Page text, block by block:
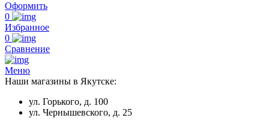
Оформить
0
Избранное
0
Сравнение
Меню
Наши магазины в Якутске:
ул. Горького, д. 100
ул. Чернышевского, д. 25